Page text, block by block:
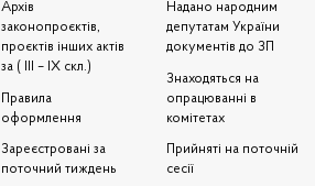
Архів
законопроєктів,
проєктів інших актів
за ( III – IX скл.)
Правила
оформлення
Зареєстровані за
поточний тиждень
Надано народним
депутатам України
документів до ЗП
Знаходяться на
опрацюванні в
комітетах
Прийняті на поточній
сесії